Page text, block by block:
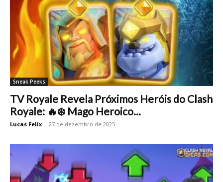
Sneak Peeks
TV Royale Revela Próximos Heróis do Clash
Royale: 🔥❄️ Mago Heroico...
Lucas Felix - 27 de dezembro de 2025